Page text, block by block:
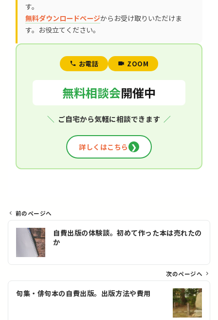
す。
無料ダウンロードページからお受け取りいただけま
す。お役立てください。
お電話 ZOOM
無料相談会開催中
＼ ご自宅から気軽に相談できます ／
詳しくはこちら ❯
投
ビ
ー
前のページへ
自費出版の体験談。初めて作った本は売れたの
か
次のページへ
句集・俳句本の自費出版。出版方法や費用